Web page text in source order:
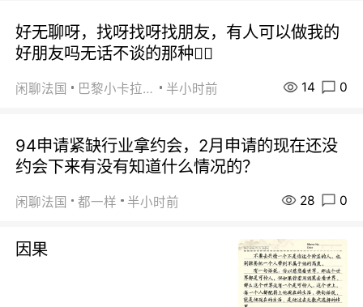
好无聊呀，找呀找呀找朋友，有人可以做我的
好朋友吗无话不谈的那种😮‍💨
闲聊法国 巴黎小卡拉咪 半小时前 14 0
94申请紧缺行业拿约会，2月申请的现在还没
约会下来有没有知道什么情况的？
闲聊法国 都一样 半小时前 28 0
因果